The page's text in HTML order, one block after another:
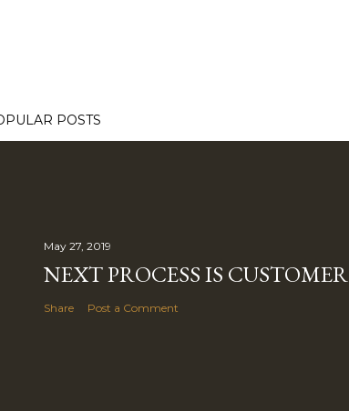
POSTS
May 27, 2019
NEXT PROCESS IS CUSTOMER
Share Post a Comment